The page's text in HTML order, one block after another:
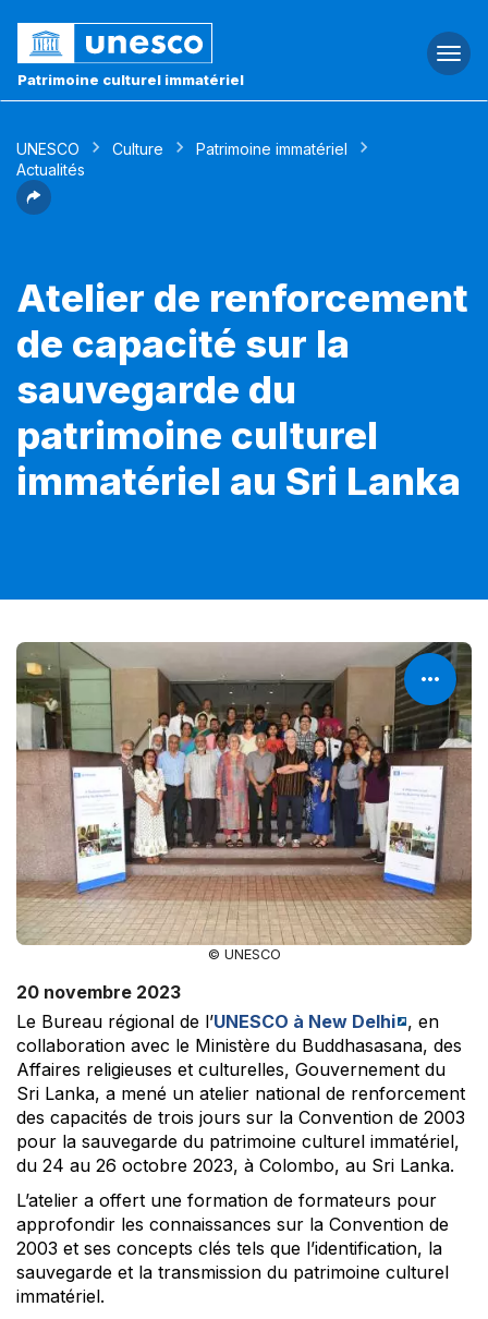
Patrimoine culturel immatériel
UNESCO Culture
Patrimoine immatériel
Actualités
Atelier de renforcement
de capacité sur la
sauvegarde du
patrimoine culturel
immatériel au Sri Lanka
© UNESCO
20 novembre 2023
Le Bureau régional de l’UNESCO à New Delhi , en
collaboration avec le Ministère du Buddhasasana, des
Affaires religieuses et culturelles, Gouvernement du
Sri Lanka, a mené un atelier national de renforcement
des capacités de trois jours sur la Convention de 2003
pour la sauvegarde du patrimoine culturel immatériel,
du 24 au 26 octobre 2023, à Colombo, au Sri Lanka.
L’atelier a offert une formation de formateurs pour
approfondir les connaissances sur la Convention de
2003 et ses concepts clés tels que l’identification, la
sauvegarde et la transmission du patrimoine culturel
immatériel.